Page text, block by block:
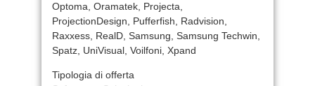
Optoma, Oramatek, Projecta,
ProjectionDesign, Pufferfish, Radvision,
Raxxess, RealD, Samsung, Samsung Techwin,
Spatz, UniVisual, Voilfoni, Xpand
Tipologia di offerta